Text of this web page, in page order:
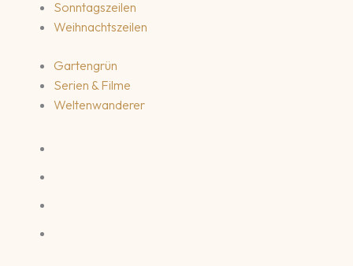
Sonntagszeilen
Weihnachtszeilen
Gartengrün
Serien & Filme
Weltenwanderer